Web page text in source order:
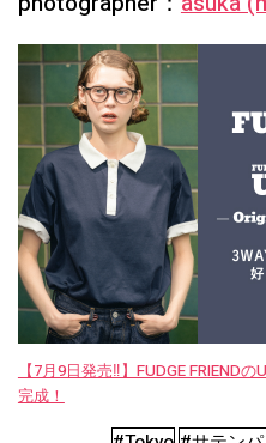
【7月9日発売‼︎】FUDGE FRIEND
完成！